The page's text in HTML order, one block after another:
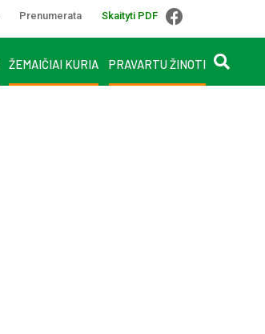
Prenumerata Skaityti PDF
ŽEMAIČIAI KURIA PRAVARTU ŽINOTI